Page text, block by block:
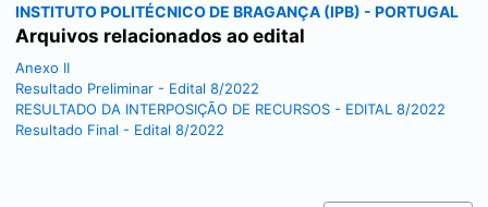
INSTITUTO POLITÉCNICO DE BRAGANÇA (IPB) - PORTUGAL
Arquivos relacionados ao edital
Anexo II
Resultado Preliminar - Edital 8/2022
RESULTADO DA INTERPOSIÇÃO DE RECURSOS - EDITAL 8/2022
Resultado Final - Edital 8/2022